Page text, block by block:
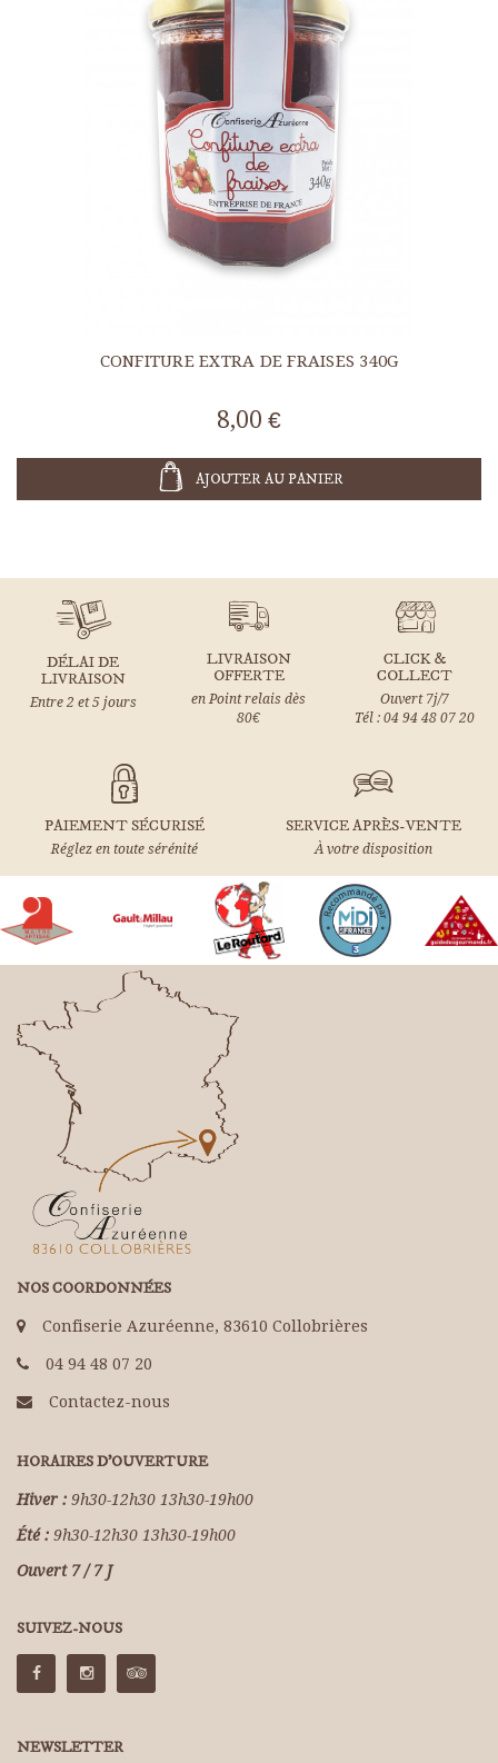
CONFITURE EXTRA DE FRAISES 340G
8,00 €
AJOUTER AU PANIER
DÉLAI DE
LIVRAISON
Entre 2 et 5 jours
LIVRAISON
OFFERTE
en Point relais dès
80€
CLICK &
COLLECT
Ouvert 7j/7
Tél : 04 94 48 07 20
PAIEMENT SÉCURISÉ
Réglez en toute sérénité
SERVICE APRÈS-VENTE
À votre disposition
NOS COORDONNÉES
Confiserie Azuréenne, 83610 Collobrières
04 94 48 07 20
Contactez-nous
HORAIRES D'OUVERTURE
Hiver : 9h30-12h30 13h30-19h00
Été : 9h30-12h30 13h30-19h00
Ouvert 7 / 7 J
SUIVEZ-NOUS
NEWSLETTER